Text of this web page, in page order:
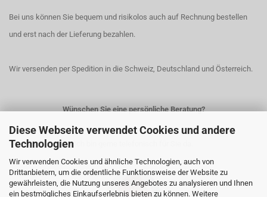
Diese Webseite verwendet Cookies und andere
Technologien
Wir verwenden Cookies und ähnliche Technologien, auch von
Drittanbietern, um die ordentliche Funktionsweise der Website zu
gewährleisten, die Nutzung unseres Angebotes zu analysieren und Ihnen
ein bestmögliches Einkaufserlebnis bieten zu können. Weitere
Bei uns können Sie bequem und risikolos auch auf Rechnung bestellen
und erst nach der Lieferung bezahlen.
Wir versenden per Spedition in die Schweiz, Deutschland und Österreich.
Wünschen Sie eine persönliche Beratung?